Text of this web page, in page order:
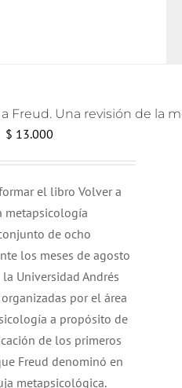
El
era:
$ 15.000.
$ 13.000El
es:
$ 13.000.
el libro Volver a
metapsicología
de ocho
los meses de agosto
Universidad Andrés
por el área
a propósito de
de los primeros
Freud denominó en
metapsicológica.